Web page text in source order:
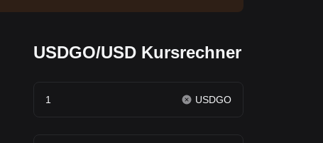
USDGO/USD Kursrechner
USDGO